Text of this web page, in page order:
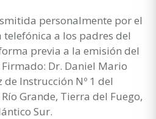
personalmente por el
a los padres del
previa a la emisión del
Dr. Daniel Mario
de Instrucción Nº 1 del
Grande, Tierra del Fuego,
Sur.